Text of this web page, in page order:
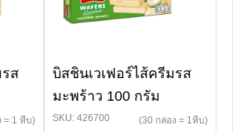
ส
= 1 หีบ)
บิสชินเวเฟอร์ไส้ครีมรส
มะพร้าว 100 กรัม
SKU: 426700 (30 กล่อง = 1หีบ)